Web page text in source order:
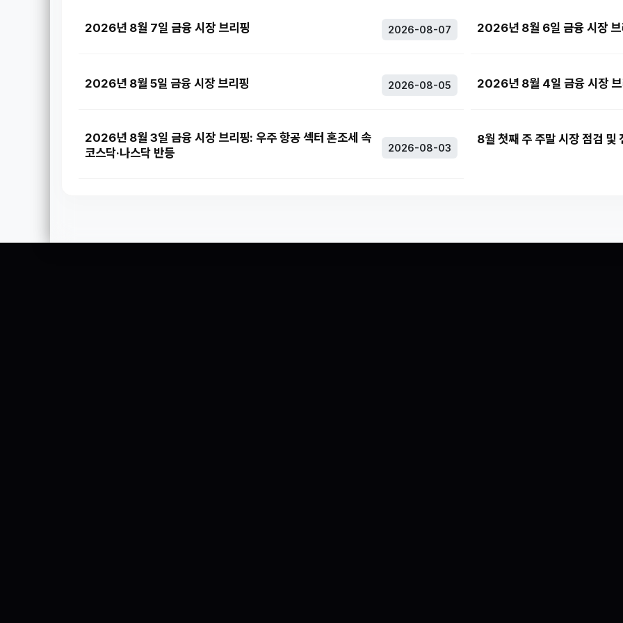
2026년 8월 7일 금융 시장 브리핑 2026-08-07 2026년 8월 6일 금융 시장 브
2026년 8월 5일 금융 시장 브리핑 2026-08-05 2026년 8월 4일 금융 시장 브
2026년 8월 3일 금융 시장 브리핑: 우주 항공 섹터 혼조세 속
코스닥·나스닥 반등
2026-08-03
8월 첫째 주 주말 시장 점검 및